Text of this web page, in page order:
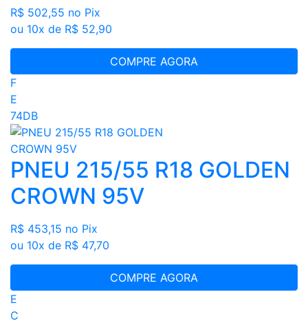
R$ 502,55 no Pix
ou 10x de R$ 52,90
COMPRE AGORA
F
E
74DB
PNEU 215/55 R18 GOLDEN
CROWN 95V
R$ 453,15 no Pix
ou 10x de R$ 47,70
COMPRE AGORA
E
C